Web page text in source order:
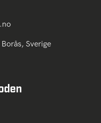
Sverige